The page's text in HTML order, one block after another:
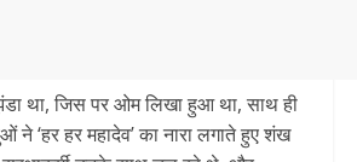
था, जिस पर ओम लिखा हुआ था, साथ ही
ने ‘हर हर महादेव’ का नारा लगाते हुए शंख